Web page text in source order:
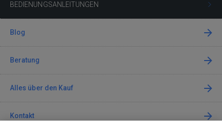
BEDIENUNGSANLEITUNGEN
Blog
Beratung
Alles über den Kauf
Kontakt